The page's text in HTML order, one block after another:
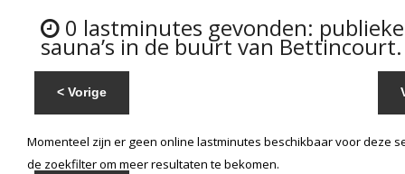
0 lastminutes gevonden: publieke
sauna’s in de buurt van Bettincourt.
< Vorige
Momenteel zijn er geen online lastminutes beschikbaar voor deze
de zoekfilter om meer resultaten te bekomen.